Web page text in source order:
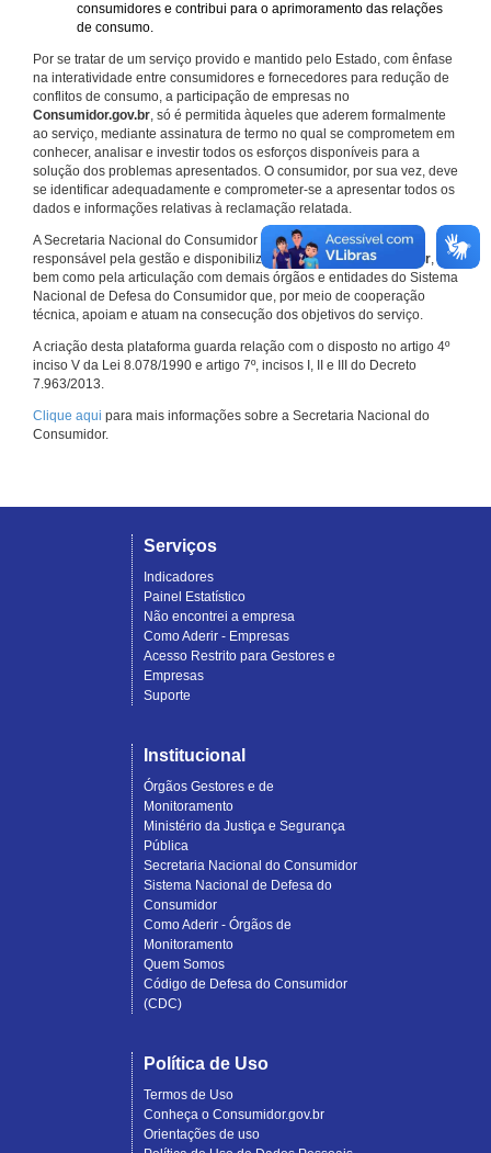
consumidores e contribui para o aprimoramento das relações
de consumo.
Por se tratar de um serviço provido e mantido pelo Estado, com ênfase
na interatividade entre consumidores e fornecedores para redução de
conflitos de consumo, a participação de empresas no
Consumidor.gov.br, só é permitida àqueles que aderem formalmente
ao serviço, mediante assinatura de termo no qual se comprometem em
conhecer, analisar e investir todos os esforços disponíveis para a
solução dos problemas apresentados. O consumidor, por sua vez, deve
se identificar adequadamente e comprometer-se a apresentar todos os
dados e informações relativas à reclamação relatada.
A Secretaria Nacional do Consumidor do Ministério da Justiça é a
responsável pela gestão e disponibilização doConsumidor.gov.br,
bem como pela articulação com demais órgãos e entidades do Sistema
Nacional de Defesa do Consumidor que, por meio de cooperação
técnica, apoiam e atuam na consecução dos objetivos do serviço.
A criação desta plataforma guarda relação com o disposto no artigo 4º
inciso V da Lei 8.078/1990 e artigo 7º, incisos I, II e III do Decreto
7.963/2013.
Clique aqui para mais informações sobre a Secretaria Nacional do
Consumidor.
Serviços
Indicadores
Painel Estatístico
Não encontrei a empresa
Como Aderir - Empresas
Acesso Restrito para Gestores e
Empresas
Suporte
Institucional
Órgãos Gestores e de
Monitoramento
Ministério da Justiça e Segurança
Pública
Secretaria Nacional do Consumidor
Sistema Nacional de Defesa do
Consumidor
Como Aderir - Órgãos de
Monitoramento
Quem Somos
Código de Defesa do Consumidor
(CDC)
Política de Uso
Termos de Uso
Conheça o Consumidor.gov.br
Orientações de uso